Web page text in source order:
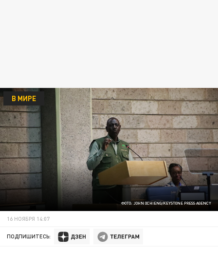
ФОТО: JOHN OCHIENG/KEYSTONE PRESS AGENCY
В МИРЕ
16 НОЯБРЯ 14:07
ПОДПИШИТЕСЬ: